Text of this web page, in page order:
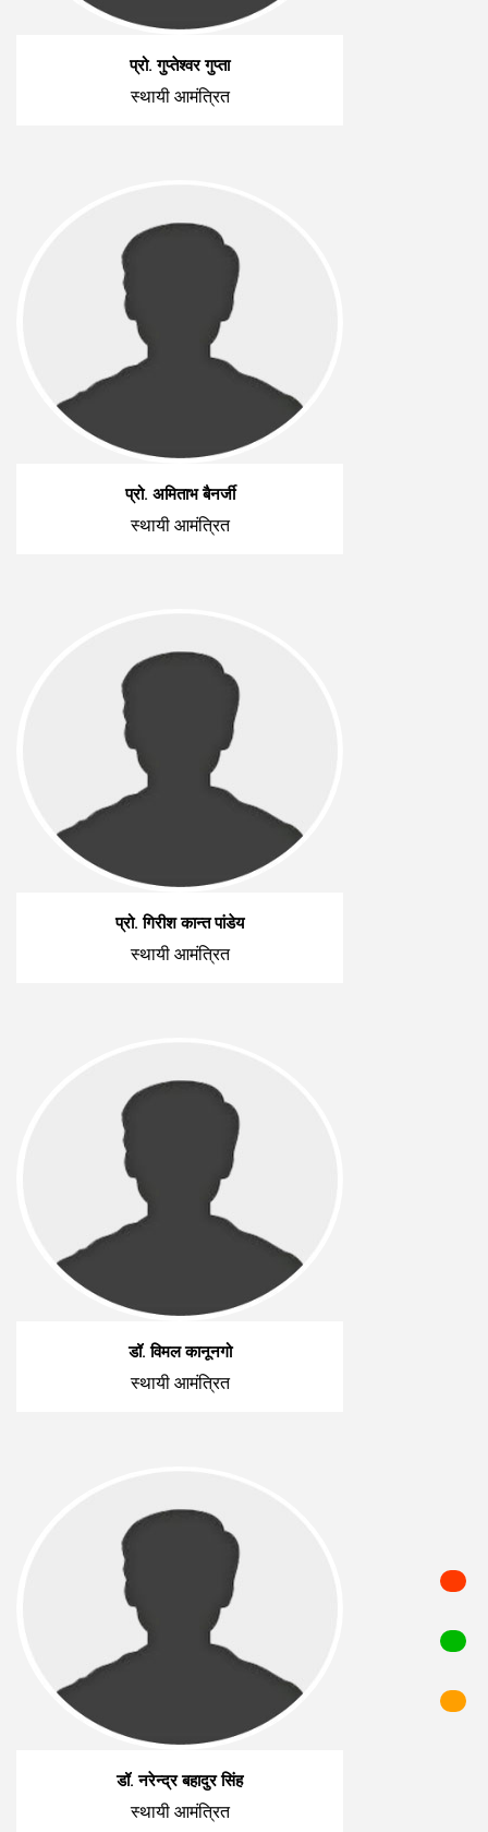
प्रो. गुप्तेश्वर गुप्ता
स्थायी आमंत्रित
प्रो. अमिताभ बैनर्जी
स्थायी आमंत्रित
प्रो. गिरीश कान्त पांडेय
स्थायी आमंत्रित
डॉ. विमल कानूनगो
स्थायी आमंत्रित
डॉ. नरेन्द्र बहादुर सिंह
स्थायी आमंत्रित